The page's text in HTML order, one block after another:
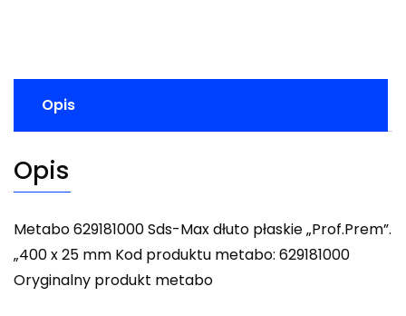
Opis
Opis
Metabo 629181000 Sds-Max dłuto płaskie „Prof.Prem”.
„400 x 25 mm Kod produktu metabo: 629181000
Oryginalny produkt metabo